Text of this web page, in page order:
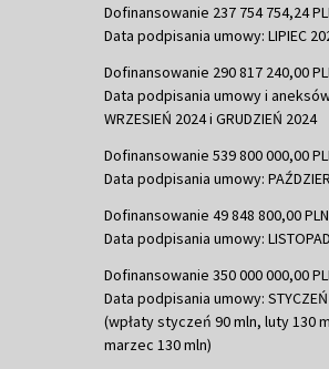
Dofinansowanie 237 754 754,24
Data podpisania umowy: LIPIEC
Dofinansowanie 290 817 240,00
Data podpisania umowy i
WRZESIEŃ 2024 i GRUDZIEŃ 2024
Dofinansowanie 539 800 000,00
Data podpisania umowy:
Dofinansowanie 49 848 800,00 PLN
Data podpisania umowy:
Dofinansowanie 350 000 000,00
Data podpisania umowy:
(wpłaty styczeń 90 mln, luty 130
marzec 130 mln)